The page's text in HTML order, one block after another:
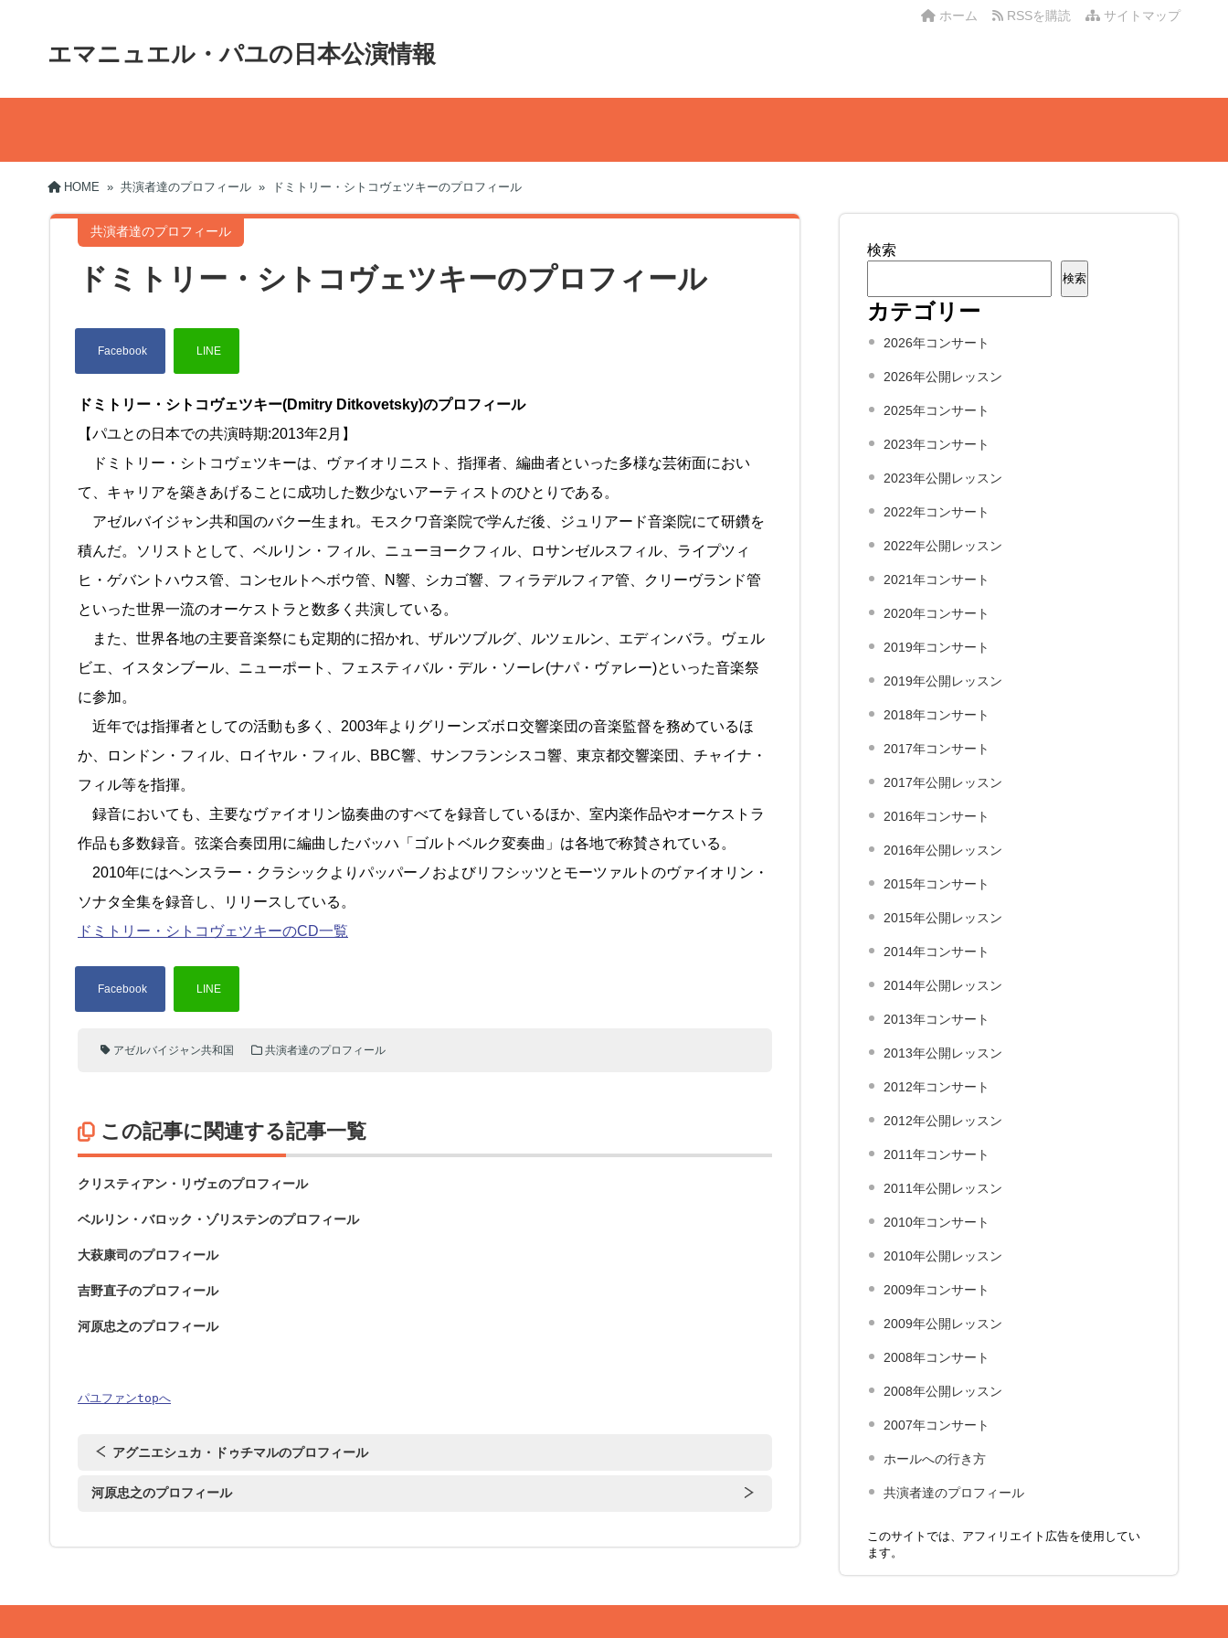
サイトマップ
RSSを購読
ホーム
エマニュエル・パユの日本公演情報
HOME » 共演者達のプロフィール » ドミトリー・シトコヴェツキーのプロフィール
共演者達のプロフィール
ドミトリー・シトコヴェツキーのプロフィール
ドミトリー・シトコヴェツキー(Dmitry Ditkovetsky)のプロフィール
【パユとの日本での共演時期:2013年2月】
ドミトリー・シトコヴェツキーは、ヴァイオリニスト、指揮者、編曲者といった多様な芸術面におい
て、キャリアを築きあげることに成功した数少ないアーティストのひとりである。
アゼルバイジャン共和国のバクー生まれ。モスクワ音楽院で学んだ後、ジュリアード音楽院にて研鑽を
積んだ。ソリストとして、ベルリン・フィル、ニューヨークフィル、ロサンゼルスフィル、ライプツィ
ヒ・ゲバントハウス管、コンセルトヘボウ管、N響、シカゴ響、フィラデルフィア管、クリーヴランド管
といった世界一流のオーケストラと数多く共演している。
また、世界各地の主要音楽祭にも定期的に招かれ、ザルツブルグ、ルツェルン、エディンバラ。ヴェル
ビエ、イスタンブール、ニューポート、フェスティバル・デル・ソーレ(ナパ・ヴァレー)といった音楽祭
に参加。
近年では指揮者としての活動も多く、2003年よりグリーンズボロ交響楽団の音楽監督を務めているほ
か、ロンドン・フィル、ロイヤル・フィル、BBC響、サンフランシスコ響、東京都交響楽団、チャイナ・
フィル等を指揮。
録音においても、主要なヴァイオリン協奏曲のすべてを録音しているほか、室内楽作品やオーケストラ
作品も多数録音。弦楽合奏団用に編曲したバッハ「ゴルトベルク変奏曲」は各地で称賛されている。
2010年にはヘンスラー・クラシックよりパッパーノおよびリフシッツとモーツァルトのヴァイオリン・
ソナタ全集を録音し、リリースしている。
ドミトリー・シトコヴェツキーのCD一覧
アゼルバイジャン共和国 共演者達のプロフィール
この記事に関連する記事一覧
クリスティアン・リヴェのプロフィール
ベルリン・バロック・ゾリステンのプロフィール
大萩康司のプロフィール
吉野直子のプロフィール
河原忠之のプロフィール
パユファンtopへ
アグニエシュカ・ドゥチマルのプロフィール
河原忠之のプロフィール
検索
検索
カテゴリー
2026年コンサート
2026年公開レッスン
2025年コンサート
2023年コンサート
2023年公開レッスン
2022年コンサート
2022年公開レッスン
2021年コンサート
2020年コンサート
2019年コンサート
2019年公開レッスン
2018年コンサート
2017年コンサート
2017年公開レッスン
2016年コンサート
2016年公開レッスン
2015年コンサート
2015年公開レッスン
2014年コンサート
2014年公開レッスン
2013年コンサート
2013年公開レッスン
2012年コンサート
2012年公開レッスン
2011年コンサート
2011年公開レッスン
2010年コンサート
2010年公開レッスン
2009年コンサート
2009年公開レッスン
2008年コンサート
2008年公開レッスン
2007年コンサート
ホールへの行き方
共演者達のプロフィール
このサイトでは、アフィリエイト広告を使用してい
ます。